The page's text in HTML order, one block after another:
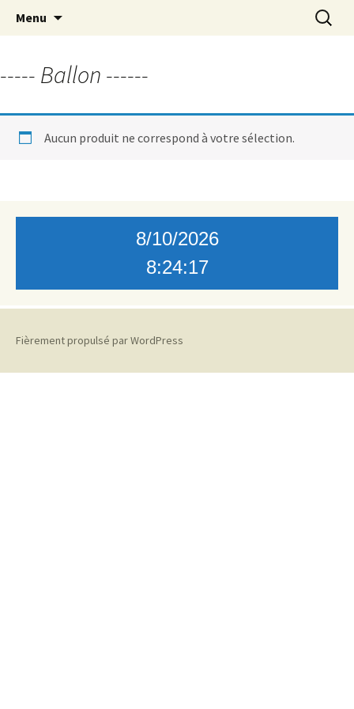
Menu
----- Ballon ------
Aucun produit ne correspond à votre sélection.
8/10/2026
8:24:17
Fièrement propulsé par WordPress